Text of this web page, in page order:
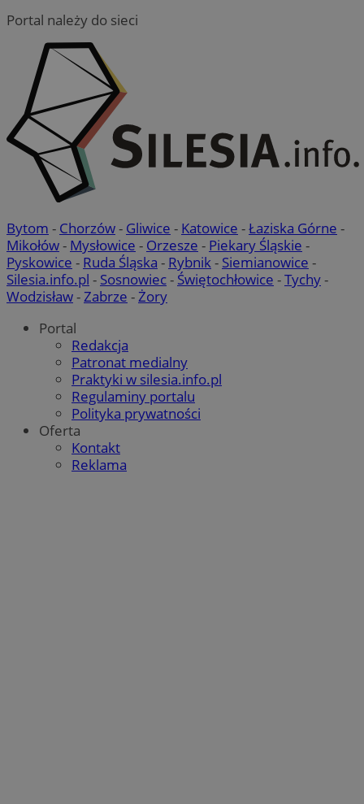
Portal należy do sieci
Bytom - Chorzów- Gliwice - Katowice -Łaziska Górne -
Mikołów- Mysłowice - Orzesze - Piekary Śląskie -
Pyskowice - Ruda Śląska - Rybnik- Siemianowice -
Silesia.info.pl - Sosnowiec- Świętochłowice -Tychy-
Wodzisław-Zabrze -Żory
Portal
Redakcja
Patronat medialny
Praktyki w silesia.info.pl
Regulaminy portalu
Polityka prywatności
Oferta
Kontakt
Reklama